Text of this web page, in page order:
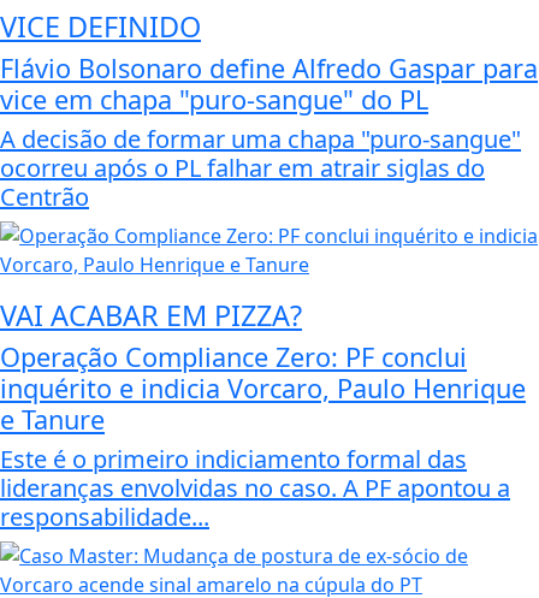
VICE DEFINIDO
Flávio Bolsonaro define Alfredo Gaspar para
vice em chapa "puro-sangue" do PL
A decisão de formar uma chapa "puro-sangue"
ocorreu após o PL falhar em atrair siglas do
Centrão
VAI ACABAR EM PIZZA?
Operação Compliance Zero: PF conclui
inquérito e indicia Vorcaro, Paulo Henrique
e Tanure
Este é o primeiro indiciamento formal das
lideranças envolvidas no caso. A PF apontou a
responsabilidade...